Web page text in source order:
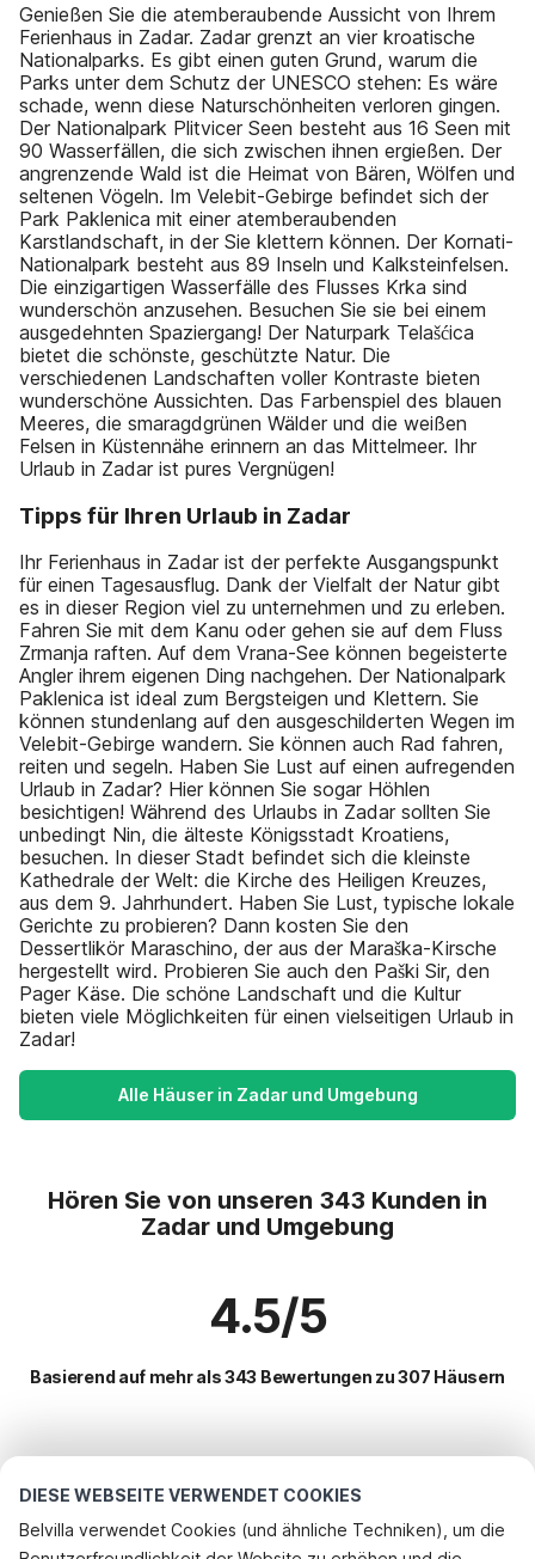
DIESE WEBSEITE VERWENDET COOKIES
Belvilla verwendet Cookies (und ähnliche Techniken), um die
Genießen Sie die atemberaubende Aussicht von Ihrem
Ferienhaus in Zadar. Zadar grenzt an vier kroatische
Nationalparks. Es gibt einen guten Grund, warum die
Parks unter dem Schutz der UNESCO stehen: Es wäre
schade, wenn diese Naturschönheiten verloren gingen.
Der Nationalpark Plitvicer Seen besteht aus 16 Seen mit
90 Wasserfällen, die sich zwischen ihnen ergießen. Der
angrenzende Wald ist die Heimat von Bären, Wölfen und
seltenen Vögeln. Im Velebit-Gebirge befindet sich der
Park Paklenica mit einer atemberaubenden
Karstlandschaft, in der Sie klettern können. Der Kornati-
Nationalpark besteht aus 89 Inseln und Kalksteinfelsen.
Die einzigartigen Wasserfälle des Flusses Krka sind
wunderschön anzusehen. Besuchen Sie sie bei einem
ausgedehnten Spaziergang! Der Naturpark Telašćica
bietet die schönste, geschützte Natur. Die
verschiedenen Landschaften voller Kontraste bieten
wunderschöne Aussichten. Das Farbenspiel des blauen
Meeres, die smaragdgrünen Wälder und die weißen
Felsen in Küstennähe erinnern an das Mittelmeer. Ihr
Urlaub in Zadar ist pures Vergnügen!
Tipps für Ihren Urlaub in Zadar
Ihr Ferienhaus in Zadar ist der perfekte Ausgangspunkt
für einen Tagesausflug. Dank der Vielfalt der Natur gibt
es in dieser Region viel zu unternehmen und zu erleben.
Fahren Sie mit dem Kanu oder gehen sie auf dem Fluss
Zrmanja raften. Auf dem Vrana-See können begeisterte
Angler ihrem eigenen Ding nachgehen. Der Nationalpark
Paklenica ist ideal zum Bergsteigen und Klettern. Sie
können stundenlang auf den ausgeschilderten Wegen im
Velebit-Gebirge wandern. Sie können auch Rad fahren,
reiten und segeln. Haben Sie Lust auf einen aufregenden
Urlaub in Zadar? Hier können Sie sogar Höhlen
besichtigen! Während des Urlaubs in Zadar sollten Sie
unbedingt Nin, die älteste Königsstadt Kroatiens,
besuchen. In dieser Stadt befindet sich die kleinste
Kathedrale der Welt: die Kirche des Heiligen Kreuzes,
aus dem 9. Jahrhundert. Haben Sie Lust, typische lokale
Gerichte zu probieren? Dann kosten Sie den
Dessertlikör Maraschino, der aus der Maraška-Kirsche
hergestellt wird. Probieren Sie auch den Paški Sir, den
Pager Käse. Die schöne Landschaft und die Kultur
bieten viele Möglichkeiten für einen vielseitigen Urlaub in
Zadar!
Alle Häuser in Zadar und Umgebung
Hören Sie von unseren 343 Kunden in
Zadar und Umgebung
4.5/5
Basierend auf mehr als 343 Bewertungen zu 307 Häusern
Beliebte Ausstattungen für Urlaub in Zadar und umgebung